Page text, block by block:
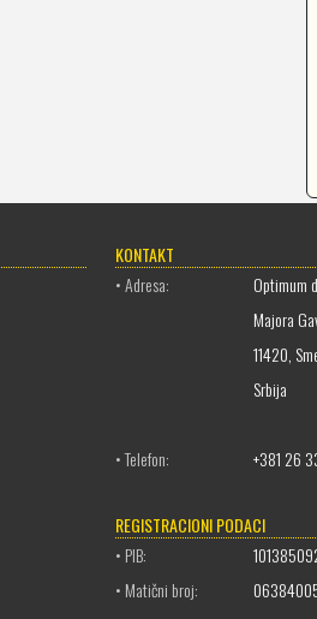
KONTAKT
• Adresa:
Optimum
Majora
11420,
Srbija
• Telefon: +381 26
REGISTRACIONI PODACI
• PIB:
• Matični broj: